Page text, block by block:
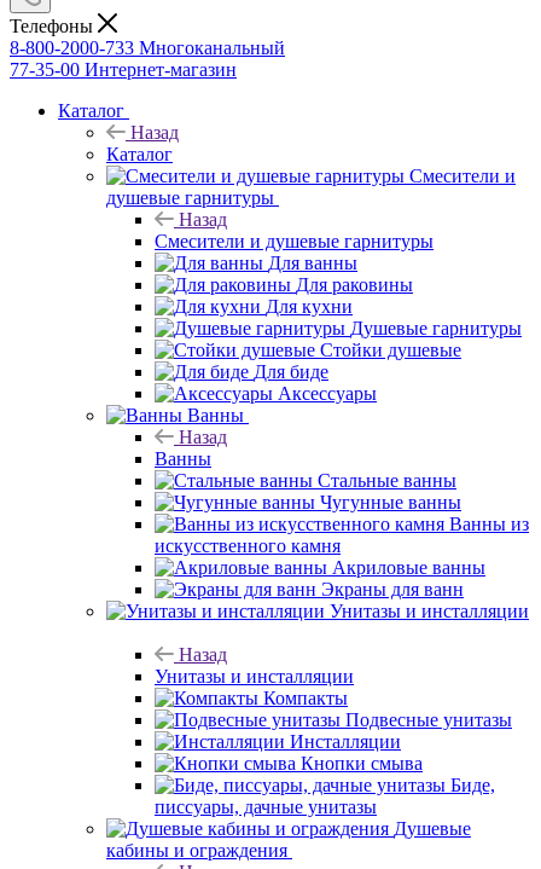
Телефоны
8-800-2000-733 Многоканальный
77-35-00 Интернет-магазин
Каталог
Назад
Каталог
Смесители и
душевые гарнитуры
Назад
Смесители и душевые гарнитуры
Для ванны
Для раковины
Для кухни
Душевые гарнитуры
Стойки душевые
Для биде
Аксессуары
Ванны
Назад
Ванны
Стальные ванны
Чугунные ванны
Ванны из
искусственного камня
Акриловые ванны
Экраны для ванн
Унитазы и инсталляции
Назад
Унитазы и инсталляции
Компакты
Подвесные унитазы
Инсталляции
Кнопки смыва
Биде,
писсуары, дачные унитазы
Душевые
кабины и ограждения